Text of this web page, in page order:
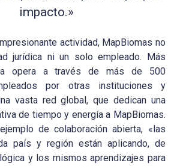
impacto.»
actividad, MapBiomas no
jurídica ni un solo empleado. Más
opera a través de más de 500
por otras instituciones y
vasta red global, que dedican una
de tiempo y energía a MapBiomas.
de colaboración abierta, «las
país y región están aplicando, de
y los mismos aprendizajes para